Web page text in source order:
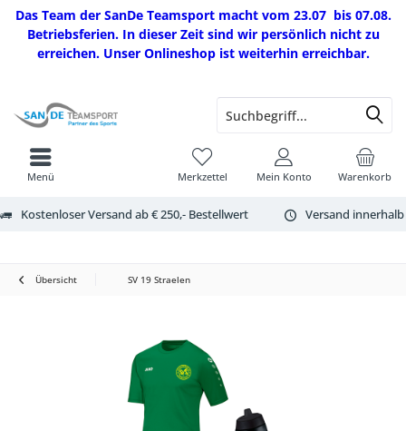
Das Team der SanDe Teamsport macht vom 23.07 bis 07.08.
Betriebsferien. In dieser Zeit sind wir persönlich nicht zu
erreichen. Unser Onlineshop ist weiterhin erreichbar.
Kostenloser Versand ab € 250,- Bestellwert Versand
Warenkorb
Merkzettel Mein Konto
Menü
Übersicht SV 19 Straelen